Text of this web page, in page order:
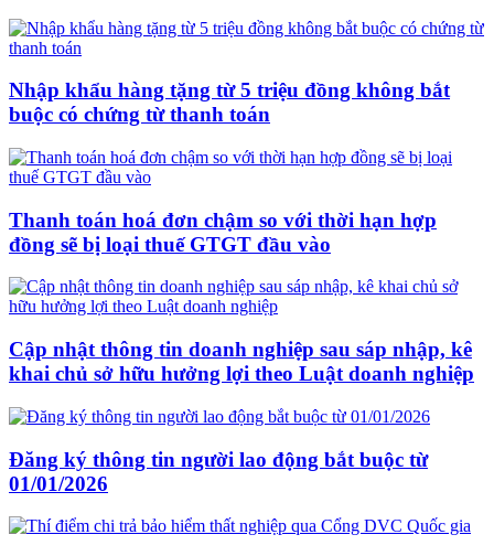
Nhập khẩu hàng tặng từ 5 triệu đồng không bắt
buộc có chứng từ thanh toán
Thanh toán hoá đơn chậm so với thời hạn hợp
đồng sẽ bị loại thuế GTGT đầu vào
Cập nhật thông tin doanh nghiệp sau sáp nhập, kê
khai chủ sở hữu hưởng lợi theo Luật doanh nghiệp
Đăng ký thông tin người lao động bắt buộc từ
01/01/2026